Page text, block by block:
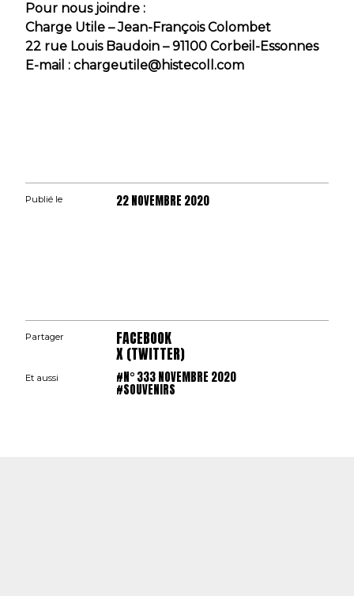
Pour nous joindre :
Charge Utile – Jean-François Colombet
22 rue Louis Baudoin – 91100 Corbeil-Essonnes
E-mail : chargeutile@histecoll.com
Publié le 22 NOVEMBRE 2020
Partager FACEBOOK
X (TWITTER)
Et aussi #N° 333 NOVEMBRE 2020
#SOUVENIRS